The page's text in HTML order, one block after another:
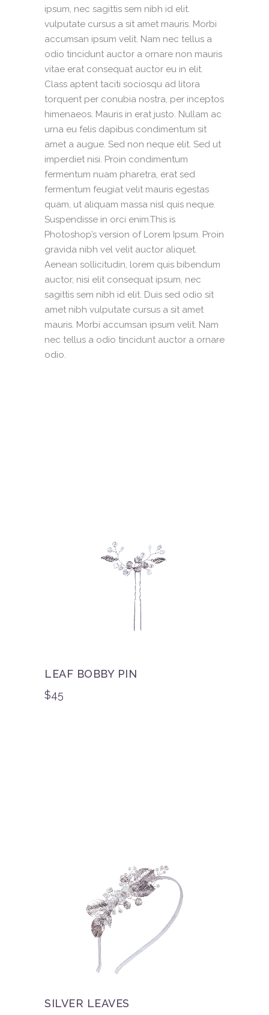
ipsum, nec sagittis sem nibh id elit.
vulputate cursus a sit amet mauris. Morbi
accumsan ipsum velit. Nam nec tellus a
odio tincidunt auctor a ornare non mauris
vitae erat consequat auctor eu in elit.
Class aptent taciti sociosqu ad litora
torquent per conubia nostra, per inceptos
himenaeos. Mauris in erat justo. Nullam ac
urna eu felis dapibus condimentum sit
amet a augue. Sed non neque elit. Sed ut
imperdiet nisi. Proin condimentum
fermentum nuam pharetra, erat sed
fermentum feugiat velit mauris egestas
quam, ut aliquam massa nisl quis neque.
Suspendisse in orci enim.This is
Photoshop’s version of Lorem Ipsum. Proin
gravida nibh vel velit auctor aliquet.
Aenean sollicitudin, lorem quis bibendum
auctor, nisi elit consequat ipsum, nec
sagittis sem nibh id elit. Duis sed odio sit
amet nibh vulputate cursus a sit amet
mauris. Morbi accumsan ipsum velit. Nam
nec tellus a odio tincidunt auctor a ornare
odio.
LEAF BOBBY PIN
$45
SILVER LEAVES